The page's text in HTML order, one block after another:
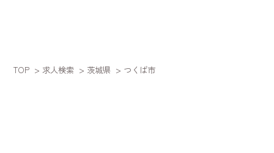
TOP > 求人検索 > 茨城県 > つくば市